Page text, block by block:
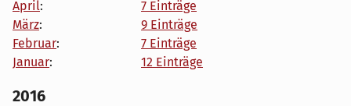
April:
7 Einträge
März:
9 Einträge
Februar:
7 Einträge
Januar: 12 Einträge
2016